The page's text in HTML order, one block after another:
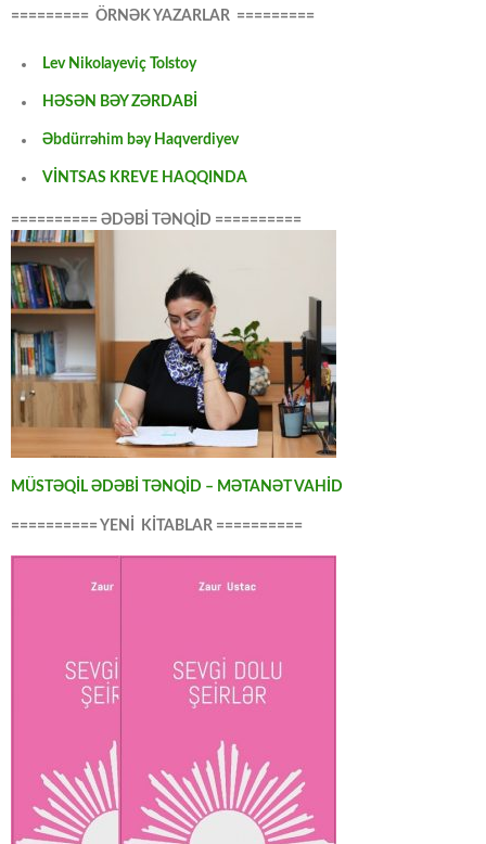
========= ÖRNƏK YAZARLAR =========
Lev Nikolayeviç Tolstoy
HƏSƏN BƏY ZƏRDABİ
Əbdürrəhim bəy Haqverdiyev
VİNTSAS KREVE HAQQINDA
========== ƏDƏBİ TƏNQİD ==========
MÜSTƏQİL ƏDƏBİ TƏNQİD – MƏTANƏT VAHİD
========== YENİ KİTABLAR ==========